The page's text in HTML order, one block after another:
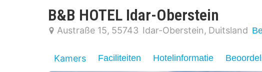
B&B HOTEL Idar-Oberstein
Austraße 15 55743 Idar-Oberstein Duitsland
Kamers Faciliteiten Hotelinformatie